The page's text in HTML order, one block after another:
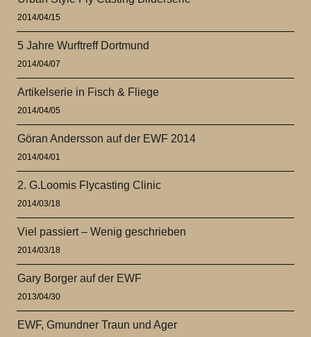
2014/04/15
5 Jahre Wurftreff Dortmund
2014/04/07
Artikelserie in Fisch & Fliege
2014/04/05
Göran Andersson auf der EWF 2014
2014/04/01
2. G.Loomis Flycasting Clinic
2014/03/18
Viel passiert – Wenig geschrieben
2014/03/18
Gary Borger auf der EWF
2013/04/30
EWF, Gmundner Traun und Ager